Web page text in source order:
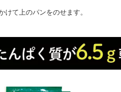
て上のパンをのせます。